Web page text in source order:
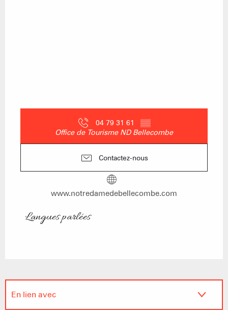
04 79 31 61 ▒▒
Office de Tourisme ND Bellecombe
Contactez-nous
www.notredamedebellecombe.com
Langues parlées
Langues parlées
En lien avec